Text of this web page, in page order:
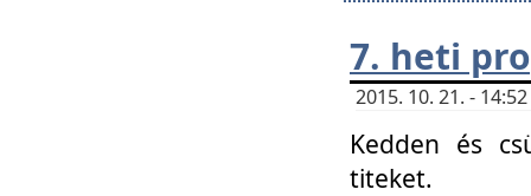
7. heti
2015. 10. 21. -
Kedden és
titeket.